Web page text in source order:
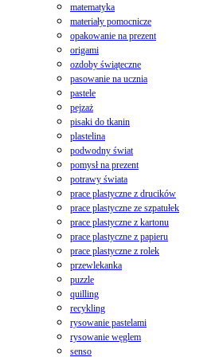
matematyka
materiały pomocnicze
opakowanie na prezent
origami
ozdoby świąteczne
pasowanie na ucznia
pastele
pejzaż
pisaki do tkanin
plastelina
podwodny świat
pomysł na prezent
potrawy świata
prace plastyczne z drucików
prace plastyczne ze szpatułek
prace plastyczne z kartonu
prace plastyczne z papieru
prace plastyczne z rolek
przewlekanka
puzzle
quilling
recykling
rysowanie pastelami
rysowanie węglem
senso